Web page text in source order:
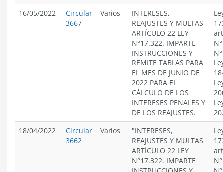
16/05/2022
Circular
3667
Varios
INTERESES,
REAJUSTES Y MULTAS
ARTÍCULO 22 LEY
N°17.322. IMPARTE
INSTRUCCIONES Y
REMITE TABLAS PARA
EL MES DE JUNIO DE
2022 PARA EL
CÁLCULO DE LOS
INTERESES PENALES Y
DE LOS REAJUSTES.
18/04/2022
Circular
3662
Varios
"INTERESES,
REAJUSTES Y MULTAS
ARTÍCULO 22 LEY
N°17.322. IMPARTE